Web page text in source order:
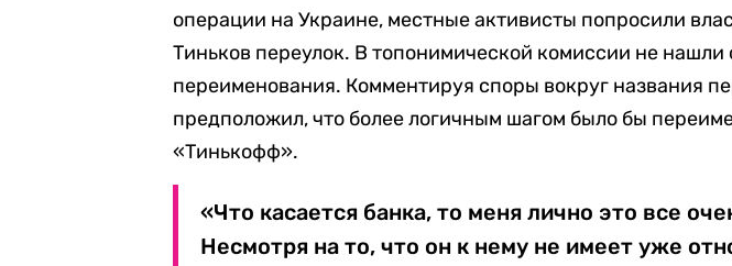
операции на Украине, местные активисты попросили
Тиньков переулок. В топонимической комиссии не нашли
переименования. Комментируя споры вокруг названия
предположил, что более логичным шагом было бы
«Тинькофф».
«Что касается банка, то меня лично это все
Несмотря на то, что он к нему не имеет уже